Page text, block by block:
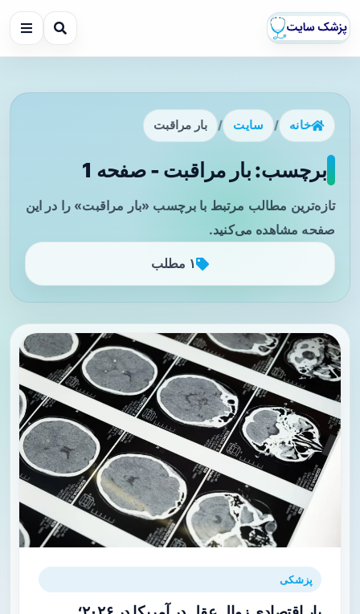
خانه / سایت / بار مراقبت
برچسب: بار مراقبت - صفحه 1
تازه‌ترین مطالب مرتبط با برچسب «بار مراقبت» را در این
صفحه مشاهده می‌کنید.
۱ مطلب
پزشکی